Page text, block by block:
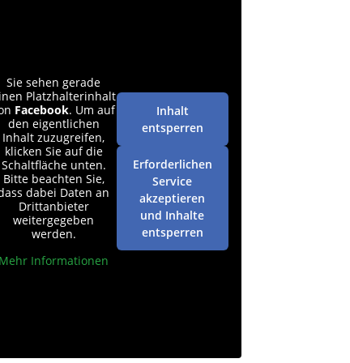
Sie sehen gerade
Platzhalterinhalt
Facebook. Um auf
den eigentlichen
Inhalt zuzugreifen,
klicken Sie auf die
Schaltfläche unten.
Bitte beachten Sie,
dabei Daten an
Drittanbieter
weitergegeben
werden.
Mehr Informationen
Inhalt
entsperren
Erforderlichen
Service
akzeptieren
und Inhalte
entsperren